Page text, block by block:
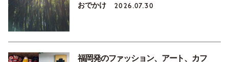
おでかけ 2026.07.30
福岡発のファッション、アート、カフ